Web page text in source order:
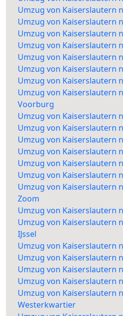
Umzug von Kaiserslautern
Umzug von Kaiserslautern
Umzug von Kaiserslautern
Umzug von Kaiserslautern
Umzug von Kaiserslautern
Umzug von Kaiserslautern
Umzug von Kaiserslautern
Umzug von Kaiserslautern
Voorburg
Umzug von Kaiserslautern
Umzug von Kaiserslautern
Umzug von Kaiserslautern
Umzug von Kaiserslautern
Umzug von Kaiserslautern
Umzug von Kaiserslautern
Umzug von Kaiserslautern
Zoom
Umzug von Kaiserslautern
Umzug von Kaiserslautern
IJssel
Umzug von Kaiserslautern
Umzug von Kaiserslautern
Umzug von Kaiserslautern
Umzug von Kaiserslautern
Umzug von Kaiserslautern
Westerkwartier